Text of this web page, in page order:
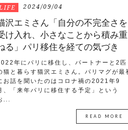
2024/09/04
沢エミさん「自分の不完全さを
け入れ、小さなことから積み重
る」パリ移住を経ての気づき
年にパリに移住し、パートナーと2匹
猫と暮らす猫沢エミさん。パリマグが最
お話を聞いたのはコロナ禍の2021年9
、「来年パリに移住する予定」という
...
READ MORE